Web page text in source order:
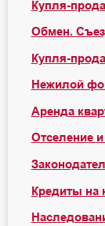
Купля-
Обмен.
Купля-
Нежилой
Аренда
Отселение
Кредиты на